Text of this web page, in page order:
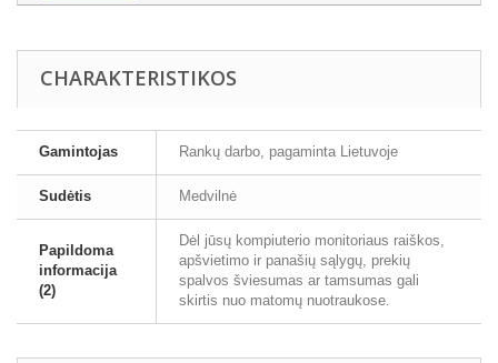
CHARAKTERISTIKOS
Gamintojas Rankų darbo, pagaminta Lietuvoje
Sudėtis Medvilnė
Papildoma
informacija
(2)
Dėl jūsų kompiuterio monitoriaus raiškos,
apšvietimo ir panašių sąlygų, prekių
spalvos šviesumas ar tamsumas gali
skirtis nuo matomų nuotraukose.